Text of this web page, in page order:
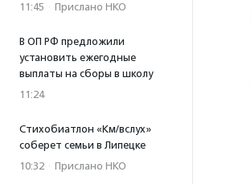
11:45 · Прислано НКО
В ОП РФ предложили
установить ежегодные
выплаты на сборы в школу
11:24
Стихобиатлон «Км/вслух»
соберет семьи в Липецке
10:32 · Прислано НКО